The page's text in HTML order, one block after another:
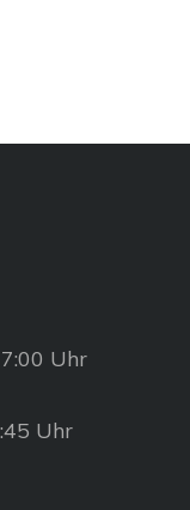
Uhr
Uhr